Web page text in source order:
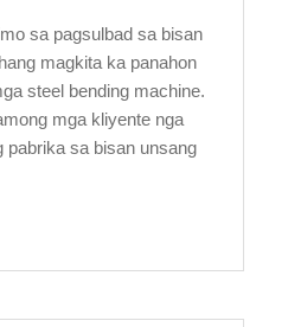
sa pagsulbad sa bisan
magkita ka panahon
steel bending machine.
mga kliyente nga
pabrika sa bisan unsang